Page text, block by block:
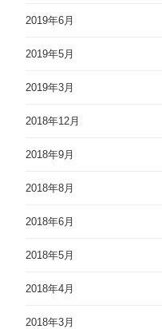
2019年6月
2019年5月
2019年3月
2018年12月
2018年9月
2018年8月
2018年6月
2018年5月
2018年4月
2018年3月